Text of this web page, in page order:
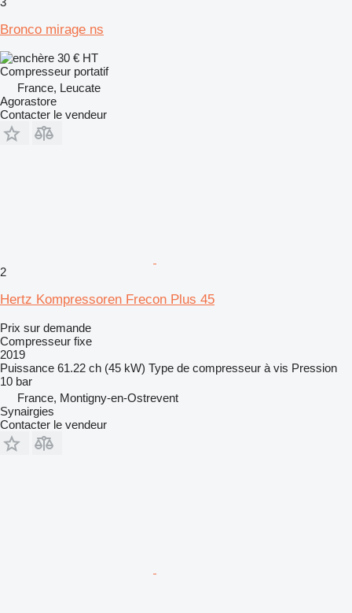
Bronco mirage ns
30 € HT
Compresseur portatif
France, Leucate
Agorastore
Contacter le vendeur
2
Hertz Kompressoren Frecon Plus 45
Prix sur demande
Compresseur fixe
2019
Puissance 61.22 ch (45 kW) Type de compresseur à vis Pression
10 bar
France, Montigny-en-Ostrevent
Synairgies
Contacter le vendeur